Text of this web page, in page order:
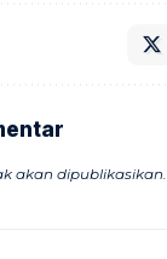
akan dipublikasikan.